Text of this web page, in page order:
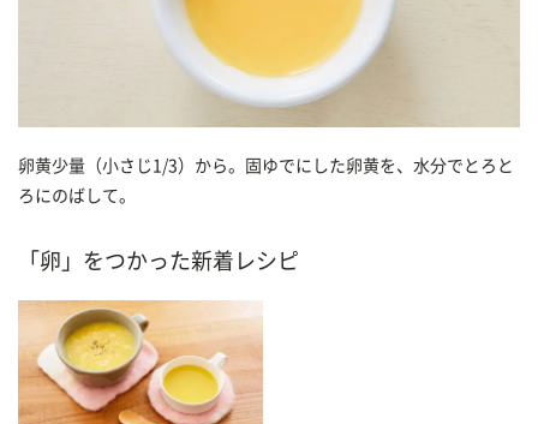
卵黄少量（小さじ1/3）から。固ゆでにした卵黄を、水分でとろと
ろにのばして。
「卵」をつかった新着レシピ